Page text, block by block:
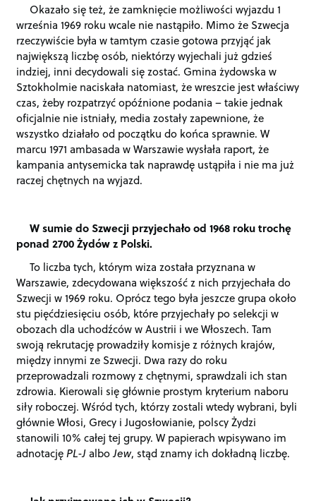
Okazało się też, że zamknięcie możliwości wyjazdu 1
września 1969 roku wcale nie nastąpiło. Mimo że Szwecja
rzeczywiście była w tamtym czasie gotowa przyjąć jak
największą liczbę osób, niektórzy wyjechali już gdzieś
indziej, inni decydowali się zostać. Gmina żydowska w
Sztokholmie naciskała natomiast, że wreszcie jest właściwy
czas, żeby rozpatrzyć opóźnione podania – takie jednak
oficjalnie nie istniały, media zostały zapewnione, że
wszystko działało od początku do końca sprawnie. W
marcu 1971 ambasada w Warszawie wysłała raport, że
kampania antysemicka tak naprawdę ustąpiła i nie ma już
raczej chętnych na wyjazd.
W sumie do Szwecji przyjechało od 1968 roku trochę
ponad 2700 Żydów z Polski.
To liczba tych, którym wiza została przyznana w
Warszawie, zdecydowana większość z nich przyjechała do
Szwecji w 1969 roku. Oprócz tego była jeszcze grupa około
stu pięćdziesięciu osób, które przyjechały po selekcji w
obozach dla uchodźców w Austrii i we Włoszech. Tam
swoją rekrutację prowadziły komisje z różnych krajów,
między innymi ze Szwecji. Dwa razy do roku
przeprowadzali rozmowy z chętnymi, sprawdzali ich stan
zdrowia. Kierowali się głównie prostym kryterium naboru
siły roboczej. Wśród tych, którzy zostali wtedy wybrani, byli
głównie Włosi, Grecy i Jugosłowianie, polscy Żydzi
stanowili 10% całej tej grupy. W papierach wpisywano im
adnotacjęPL-JalboJew, stąd znamy ich dokładną liczbę.